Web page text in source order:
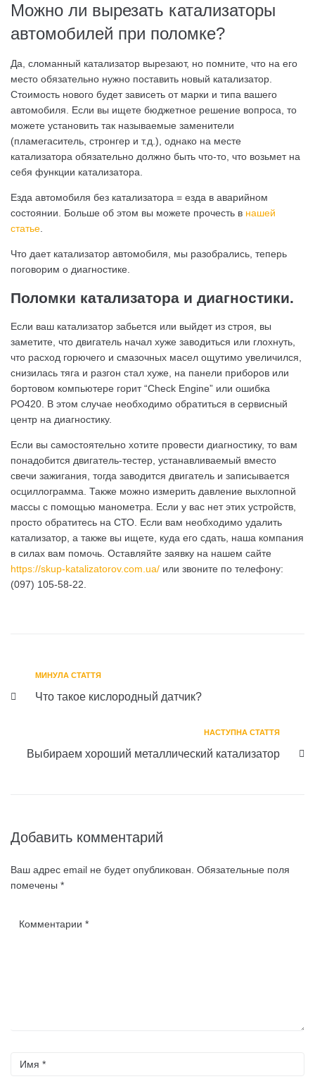
Можно ли вырезать катализаторы
автомобилей при поломке?
Да, сломанный катализатор вырезают, но помните, что на его
место обязательно нужно поставить новый катализатор.
Стоимость нового будет зависеть от марки и типа вашего
автомобиля. Если вы ищете бюджетное решение вопроса, то
можете установить так называемые заменители
(пламегаситель, стронгер и т.д.), однако на месте
катализатора обязательно должно быть что-то, что возьмет на
себя функции катализатора.
Езда автомобиля без катализатора = езда в аварийном
состоянии. Больше об этом вы можете прочесть в нашей
статье
Что дает катализатор автомобиля, мы разобрались, теперь
поговорим о диагностике.
Поломки катализатора и диагностики.
Если ваш катализатор забьется или выйдет из строя, вы
заметите, что двигатель начал хуже заводиться или глохнуть,
что расход горючего и смазочных масел ощутимо увеличился,
снизилась тяга и разгон стал хуже, на панели приборов или
бортовом компьютере горит “Check Engine” или ошибка
РО420. В этом случае необходимо обратиться в сервисный
центр на диагностику.
Если вы самостоятельно хотите провести диагностику, то вам
понадобится двигатель-тестер, устанавливаемый вместо
свечи зажигания, тогда заводится двигатель и записывается
осциллограмма. Также можно измерить давление выхлопной
массы с помощью манометра. Если у вас нет этих устройств,
просто обратитесь на СТО. Если вам необходимо удалить
катализатор, а также вы ищете, куда его сдать, наша компания
в силах вам помочь. Оставляйте заявку на нашем сайте
https://skup-katalizatorov.com.ua/ или звоните по телефону:
(097) 105-58-22.
МИНУЛА СТАТТЯ
Что такое кислородный датчик?
НАСТУПНА СТАТТЯ
Выбираем хороший металлический катализатор
Добавить комментарий
Ваш адрес email не будет опубликован. Обязательные поля
помечены *